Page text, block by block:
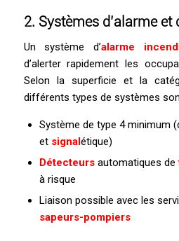
2. Systèmes d’alarmeet
Un système d’alarme
d’alerter rapidement les
Selon la superficie et la
différents types de systèmes
Système de type 4 minimum
et signal étique)
Détecteursautomatiques de
à risque
Liaison possible avec les
sapeurs-pompiers